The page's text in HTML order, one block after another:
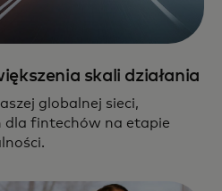
skali działania
globalnej sieci,
fintechów na etapie